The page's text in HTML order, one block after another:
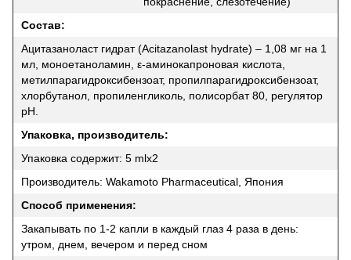
Состав:
Ацитазаноласт гидрат (Acitazanolast hydrate) – 1,08 мг на 1
мл, моноетаноламин, ε-аминокапроновая кислота,
метилпарагидроксибензоат, пропилпарагидроксибензоат,
хлорбутанол, пропиленгликоль, полисорбат 80, регулятор
рН.
Упаковка, производитель:
Упаковка содержит: 5 mlx2
Производитель: Wakamoto Pharmaceutical, Япония
Способ применения:
Закапывать по 1-2 капли в каждый глаз 4 раза в день:
утром, днем, вечером и перед сном